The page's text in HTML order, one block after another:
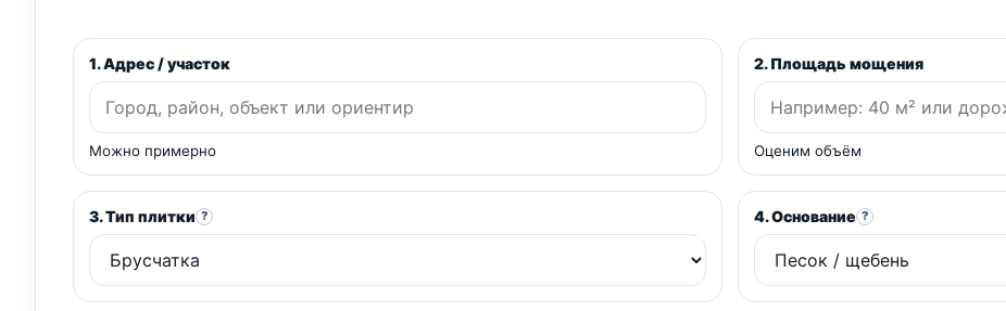
1. Адрес / участок
Можно примерно
2. Площадь мощения
Оценим объём
3. Тип плитки ? 4. Основание ?